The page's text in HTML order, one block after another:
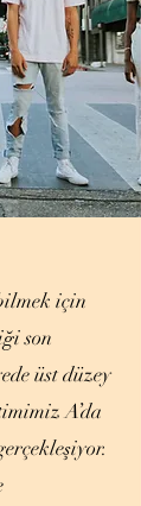
için
son
üst düzey
A’da